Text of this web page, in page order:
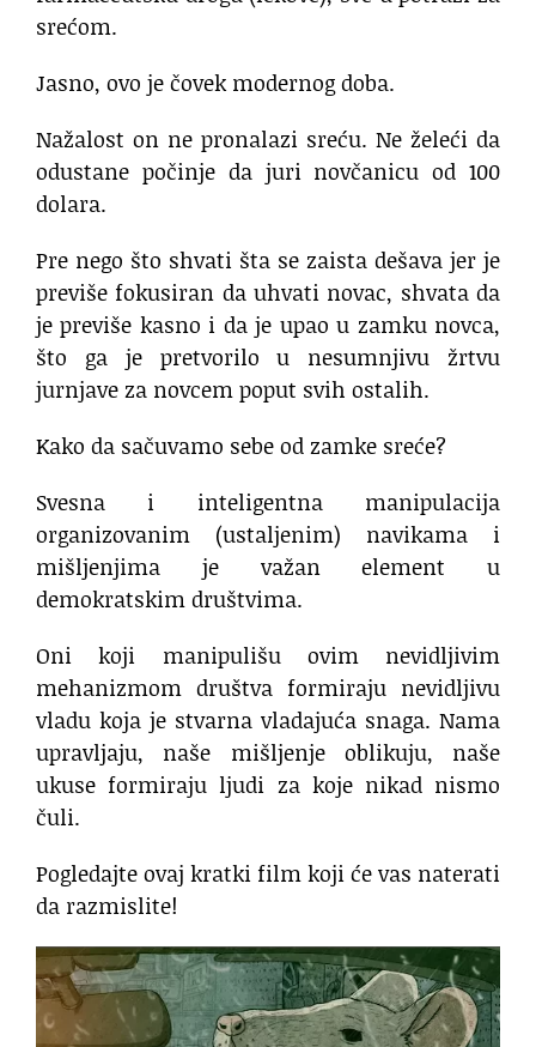
srećom.
Jasno, ovo je čovek modernog doba.
Nažalost on ne pronalazi sreću. Ne želeći da
odustane počinje da juri novčanicu od 100
dolara.
Pre nego što shvati šta se zaista dešava jer je
previše fokusiran da uhvati novac, shvata da
je previše kasno i da je upao u zamku novca,
što ga je pretvorilo u nesumnjivu žrtvu
jurnjave za novcem poput svih ostalih.
Kako da sačuvamo sebe od zamke sreće?
Svesna i inteligentna manipulacija
organizovanim (ustaljenim) navikama i
mišljenjima je važan element u
demokratskim društvima.
Oni koji manipulišu ovim nevidljivim
mehanizmom društva formiraju nevidljivu
vladu koja je stvarna vladajuća snaga. Nama
upravljaju, naše mišljenje oblikuju, naše
ukuse formiraju ljudi za koje nikad nismo
čuli.
Pogledajte ovaj kratki film koji će vas naterati
da razmislite!